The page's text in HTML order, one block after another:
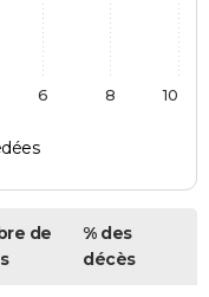
6 8 10
de
% des
décès